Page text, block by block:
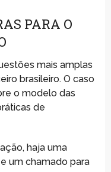
PARA O
mais amplas
brasileiro. O caso
o modelo das
de
haja uma
um chamado para